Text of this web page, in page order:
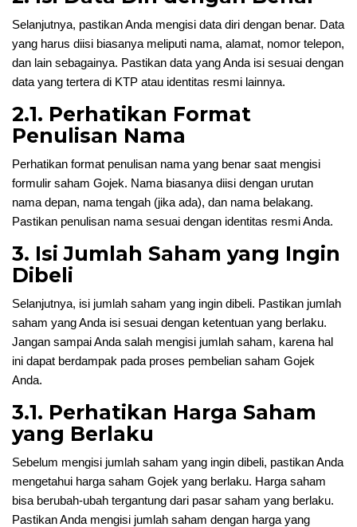
Selanjutnya, pastikan Anda mengisi data diri dengan benar. Data
yang harus diisi biasanya meliputi nama, alamat, nomor telepon,
dan lain sebagainya. Pastikan data yang Anda isi sesuai dengan
data yang tertera di KTP atau identitas resmi lainnya.
2.1. Perhatikan Format
Penulisan Nama
Perhatikan format penulisan nama yang benar saat mengisi
formulir saham Gojek. Nama biasanya diisi dengan urutan
nama depan, nama tengah (jika ada), dan nama belakang.
Pastikan penulisan nama sesuai dengan identitas resmi Anda.
3. Isi Jumlah Saham yang Ingin
Dibeli
Selanjutnya, isi jumlah saham yang ingin dibeli. Pastikan jumlah
saham yang Anda isi sesuai dengan ketentuan yang berlaku.
Jangan sampai Anda salah mengisi jumlah saham, karena hal
ini dapat berdampak pada proses pembelian saham Gojek
Anda.
3.1. Perhatikan Harga Saham
yang Berlaku
Sebelum mengisi jumlah saham yang ingin dibeli, pastikan Anda
mengetahui harga saham Gojek yang berlaku. Harga saham
bisa berubah-ubah tergantung dari pasar saham yang berlaku.
Pastikan Anda mengisi jumlah saham dengan harga yang